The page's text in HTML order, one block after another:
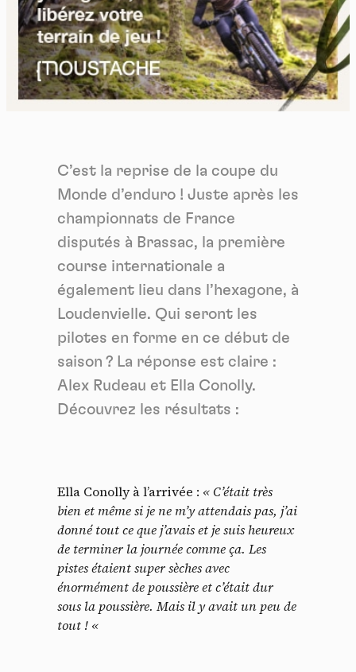
C’est la reprise de la coupe du
Monde d’enduro ! Juste après les
championnats de France
disputés à Brassac, la première
course internationale a
également lieu dans l’hexagone, à
Loudenvielle. Qui seront les
pilotes en forme en ce début de
saison ? La réponse est claire :
Alex Rudeau et Ella Conolly.
Découvrez les résultats :
Ella Conolly à l’arrivée : « C’était très
bien et même si je ne m’y attendais pas, j’ai
donné tout ce que j’avais et je suis heureux
de terminer la journée comme ça. Les
pistes étaient super sèches avec
énormément de poussière et c’était dur
sous la poussière. Mais il y avait un peu de
tout ! «